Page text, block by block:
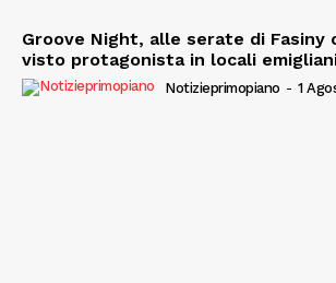
Groove Night, alle serate di Fasiny
visto protagonista in locali
Notizieprimopiano - 1